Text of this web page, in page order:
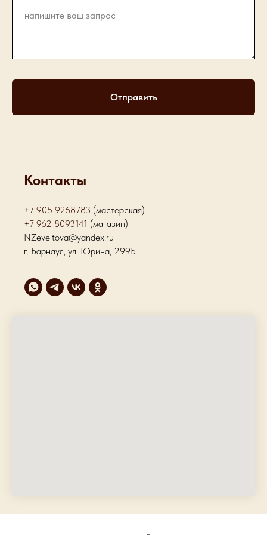
Отправить
Контакты
+7 905 9268783 (мастерская)
+7 962 8093141 (магазин)
NZeveltova@yandex.ru
г. Барнаул, ул. Юрина, 299Б